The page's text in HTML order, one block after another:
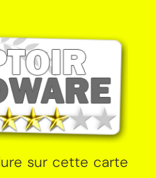
sur cette carte